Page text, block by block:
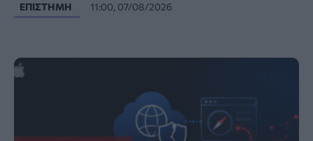
ΕΠΙΣΤΉΜΗ 11:00, 07/08/2026